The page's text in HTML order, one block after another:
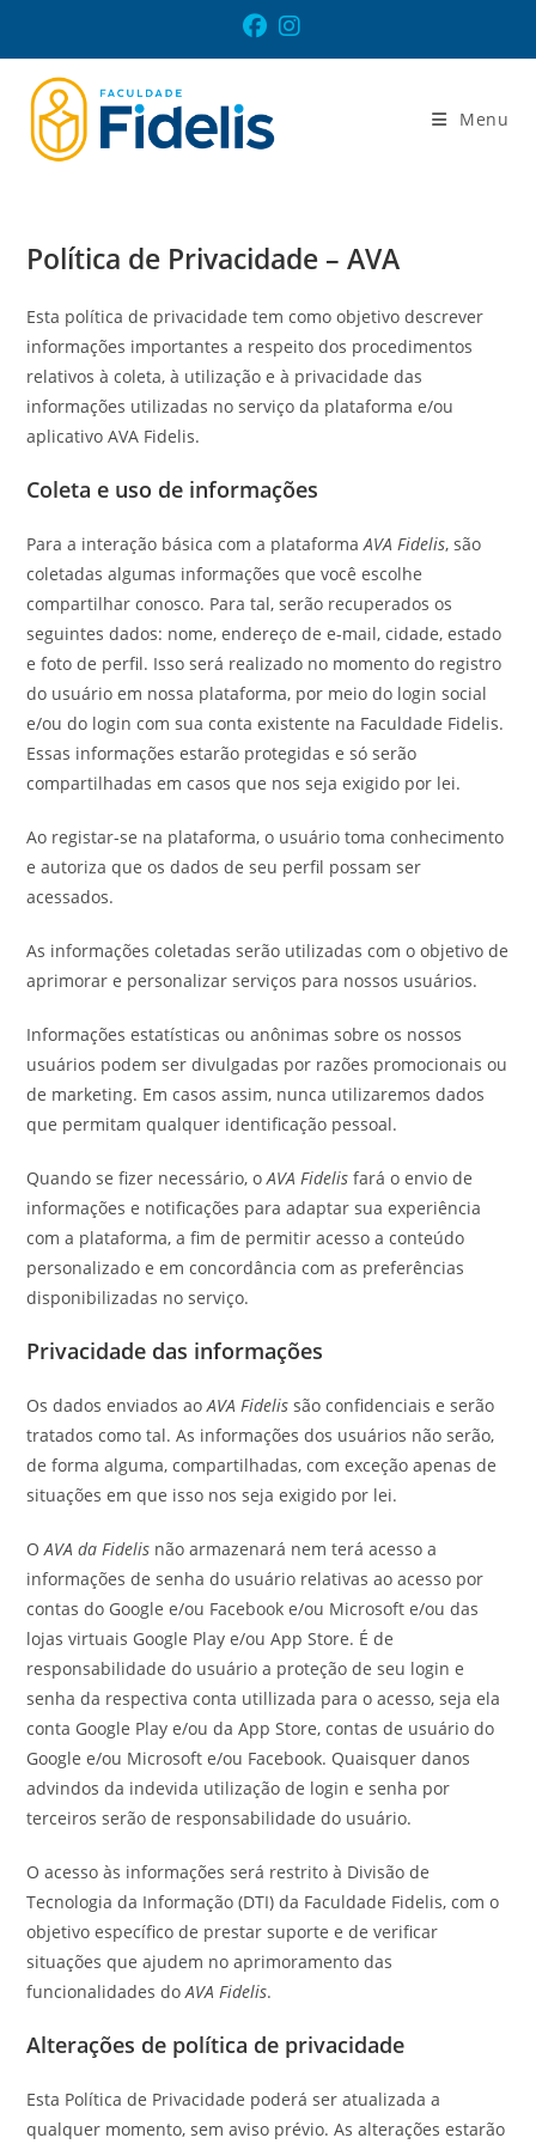
conteúdo
Menu
Política de Privacidade – AVA
Esta política de privacidade tem como objetivo descrever
informações importantes a respeito dos procedimentos
relativos à coleta, à utilização e à privacidade das
informações utilizadas no serviço da plataforma e/ou
aplicativo AVA Fidelis.
Coleta e uso de informações
Para a interação básica com a plataformaAVA Fidelis, são
coletadas algumas informações que você escolhe
compartilhar conosco. Para tal, serão recuperados os
seguintes dados: nome, endereço de e-mail, cidade, estado
e foto de perfil. Isso será realizado no momento do registro
do usuário em nossa plataforma, por meio do login social
e/ou do login com sua conta existente na Faculdade Fidelis.
Essas informações estarão protegidas e só serão
compartilhadas em casos que nos seja exigido por lei.
Ao registar-se na plataforma, o usuário toma conhecimento
e autoriza que os dados de seu perfil possam ser
acessados.
As informações coletadas serão utilizadas com o objetivo de
aprimorar e personalizar serviços para nossos usuários.
Informações estatísticas ou anônimas sobre os nossos
usuários podem ser divulgadas por razões promocionais ou
de marketing. Em casos assim, nunca utilizaremos dados
que permitam qualquer identificação pessoal.
Quando se fizer necessário, oAVA Fidelis fará o envio de
informações e notificações para adaptar sua experiência
com a plataforma, a fim de permitir acesso a conteúdo
personalizado e em concordância com as preferências
disponibilizadas no serviço.
Privacidade das informações
Os dados enviados aoAVA Fidelis são confidenciais e serão
tratados como tal. As informações dos usuários não serão,
de forma alguma, compartilhadas, com exceção apenas de
situações em que isso nos seja exigido por lei.
OAVA da Fidelis não armazenará nem terá acesso a
informações de senha do usuário relativas ao acesso por
contas do Google e/ou Facebook e/ou Microsoft e/ou das
lojas virtuais Google Play e/ou App Store. É de
responsabilidade do usuário a proteção de seu login e
senha da respectiva conta utillizada para o acesso, seja ela
conta Google Play e/ou da App Store, contas de usuário do
Google e/ou Microsoft e/ou Facebook. Quaisquer danos
advindos da indevida utilização de login e senha por
terceiros serão de responsabilidade do usuário.
O acesso às informações será restrito à Divisão de
Tecnologia da Informação (DTI) da Faculdade Fidelis, com o
objetivo específico de prestar suporte e de verificar
situações que ajudem no aprimoramento das
funcionalidades doAVA Fidelis.
Alterações de política de privacidade
Esta Política de Privacidade poderá ser atualizada a
qualquer momento, sem aviso prévio. As alterações estarão